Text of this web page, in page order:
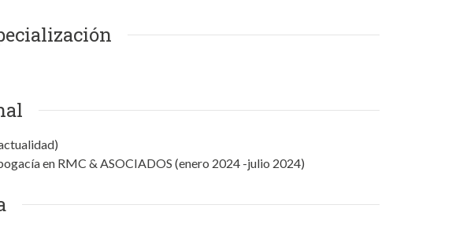
en RMC & ASOCIADOS (enero 2024 -julio 2024)